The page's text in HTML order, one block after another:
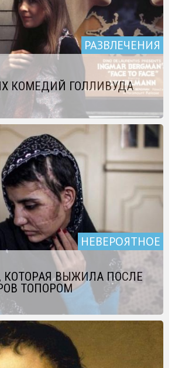
РАЗВЛЕЧЕНИЯ
КОМЕДИЙ ГОЛЛИВУДА
НЕВЕРОЯТНОЕ
ВЫЖИЛА ПОСЛЕ
ТОПОРОМ